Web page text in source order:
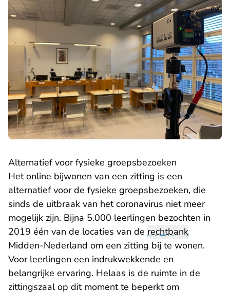
Alternatief voor fysieke groepsbezoeken
Het online bijwonen van een zitting is een
alternatief voor de fysieke groepsbezoeken, die
sinds de uitbraak van het coronavirus niet meer
mogelijk zijn. Bijna 5.000 leerlingen bezochten in
2019 één van de locaties van de rechtbank
Midden-Nederland om een zitting bij te wonen.
Voor leerlingen een indrukwekkende en
belangrijke ervaring. Helaas is de ruimte in de
zittingszaal op dit moment te beperkt om